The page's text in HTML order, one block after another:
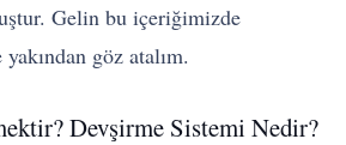
Gelin bu içeriğimizde
göz atalım.
Devşirme Sistemi Nedir?